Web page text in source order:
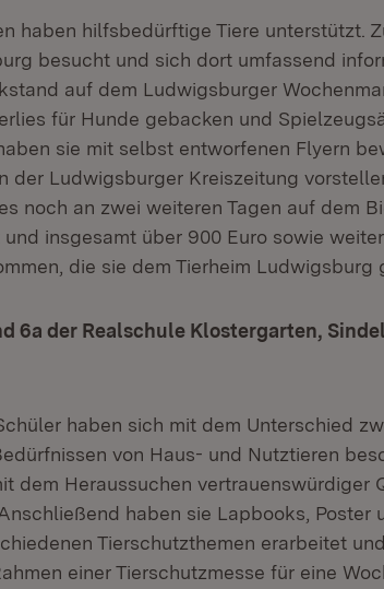
haben hilfsbedürftige Tiere unterstützt.
besucht und sich dort umfassend
auf dem Ludwigsburger
für Hunde gebacken und
sie mit selbst entworfenen Flyern
der Ludwigsburger Kreiszeitung
noch an zwei weiteren Tagen auf dem
insgesamt über 900 Euro sowie
die sie dem Tierheim Ludwigsburg
6a der Realschule Klostergarten,
haben sich mit dem Unterschied
von Haus- und Nutztieren
dem Heraussuchen vertrauenswürdiger
haben sie Lapbooks, Poster
Tierschutzthemen erarbeitet
einer Tierschutzmesse für eine